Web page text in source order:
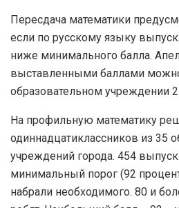
Пересдача математики
если по русскому языку
ниже минимального балла.
выставленными баллами
образовательном учреждении
На профильную математику
одиннадцатиклассников из 35
учреждений города. 454
минимальный порог (92
набрали необходимого. 80 и